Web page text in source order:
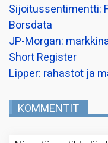
Sijoitussentimentti:
Borsdata
JP-Morgan:
Short Register
Lipper: rahastot ja
KOMMENTIT